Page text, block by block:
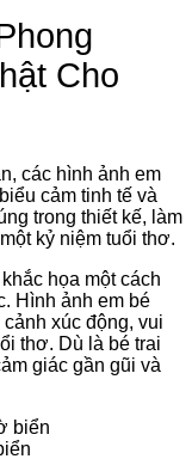
Cho
các hình ảnh em
cảm tinh tế và
trong thiết kế, làm
kỷ niệm tuổi thơ.
họa một cách
Hình ảnh em bé
xúc động, vui
thơ. Dù là bé trai
giác gần gũi và